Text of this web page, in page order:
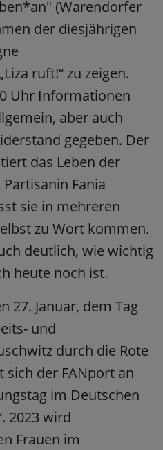
(Warendorfer
der diesjährigen
ruft!“ zu zeigen.
Uhr Informationen
aber auch
gegeben. Der
das Leben der
Fania
sie in mehreren
zu Wort kommen.
deutlich, wie wichtig
heute noch ist.
27. Januar, dem Tag
und
durch die Rote
sich der FANport an
im Deutschen
2023 wird
Frauen im